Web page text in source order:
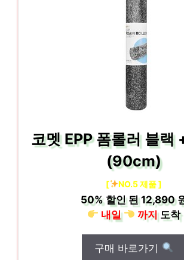
코멧 EPP 폼롤러 블랙
(90cm)
[ NO.5 제품 ]
50%할인 된12,890
내일
까지도착
구매 바로가기